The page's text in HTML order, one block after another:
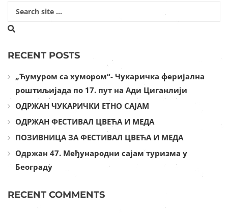
RECENT POSTS
„Ћумуром са хумором“- Чукаричка феријална
роштиљијада по 17. пут на Ади Циганлији
ОДРЖАН ЧУКАРИЧКИ ЕТНО САЈАМ
ОДРЖАН ФЕСТИВАЛ ЦВЕЋА И МЕДА
ПОЗИВНИЦА ЗА ФЕСТИВАЛ ЦВЕЋА И МЕДА
Одржан 47. Међународни сајам туризма у
Београду
RECENT COMMENTS